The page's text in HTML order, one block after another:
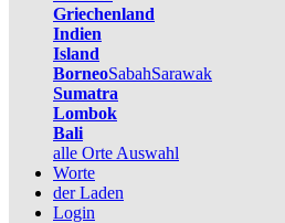
Griechenland
Indien
Island
BorneoSabahSarawak
Sumatra
Lombok
Bali
alle Orte Auswahl
Worte
der Laden
Login